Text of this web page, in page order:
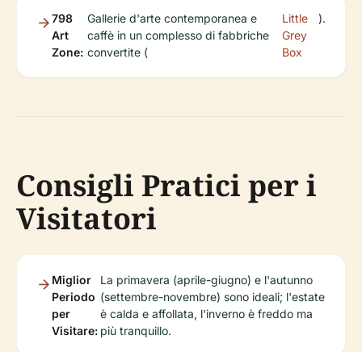
798
Art
Zone:
Gallerie d'arte contemporanea e
caffè in un complesso di fabbriche
convertite (
Little
Grey
Box
).
Consigli Pratici per i
Visitatori
Miglior
Periodo
per
Visitare:
La primavera (aprile-giugno) e l'autunno
(settembre-novembre) sono ideali; l'estate
è calda e affollata, l'inverno è freddo ma
più tranquillo.